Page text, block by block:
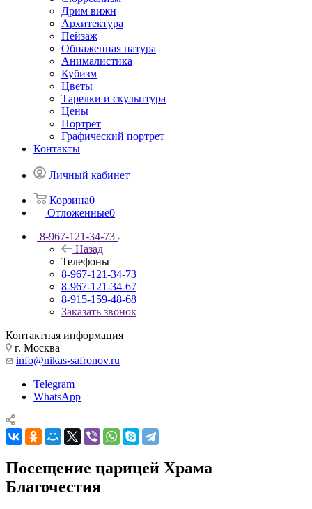
Дрим вижн
Архитектура
Пейзаж
Обнаженная натура
Анималистика
Кубизм
Цветы
Тарелки и скульптура
Цены
Портрет
Графический портрет
Контакты
Личный кабинет
Корзина0
Отложенные0
8-967-121-34-73
Назад
Телефоны
8-967-121-34-73
8-967-121-34-67
8-915-159-48-68
Заказать звонок
Контактная информация
г. Москва
info@nikas-safronov.ru
Telegram
WhatsApp
Посещение царицей Храма
Благочестия